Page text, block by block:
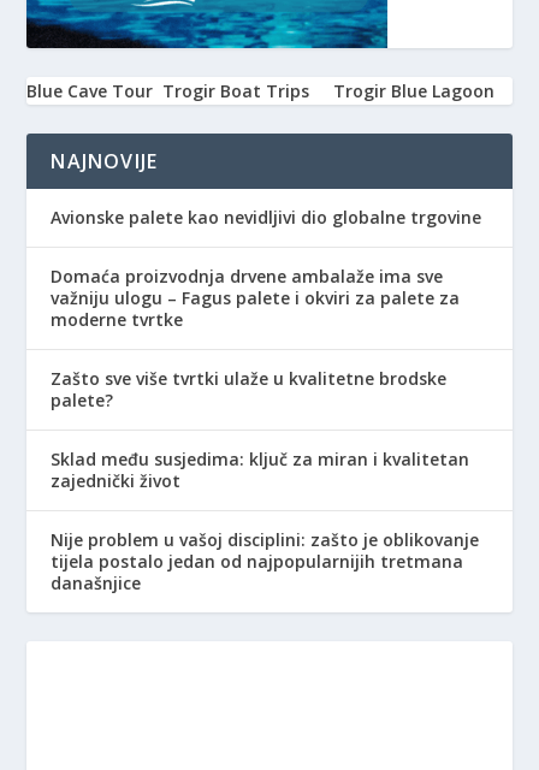
Blue Cave Tour Trogir Boat Trips Trogir Blue Lagoon
NAJNOVIJE
Avionske palete kao nevidljivi dio globalne trgovine
Domaća proizvodnja drvene ambalaže ima sve
važniju ulogu – Fagus palete i okviri za palete za
moderne tvrtke
Zašto sve više tvrtki ulaže u kvalitetne brodske
palete?
Sklad među susjedima: ključ za miran i kvalitetan
zajednički život
Nije problem u vašoj disciplini: zašto je oblikovanje
tijela postalo jedan od najpopularnijih tretmana
današnjice